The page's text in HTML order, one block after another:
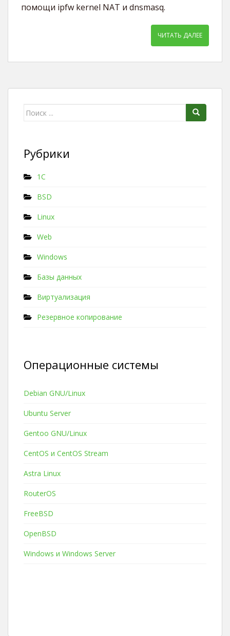
помощи ipfw kernel NAT и dnsmasq.
ЧИТАТЬ ДАЛЕЕ
Поиск для:
Рубрики
1C
BSD
Linux
Web
Windows
Базы данных
Виртуализация
Резервное копирование
Операционные системы
Debian GNU/Linux
Ubuntu Server
Gentoo GNU/Linux
CentOS и CentOS Stream
Astra Linux
RouterOS
FreeBSD
OpenBSD
Windows и Windows Server